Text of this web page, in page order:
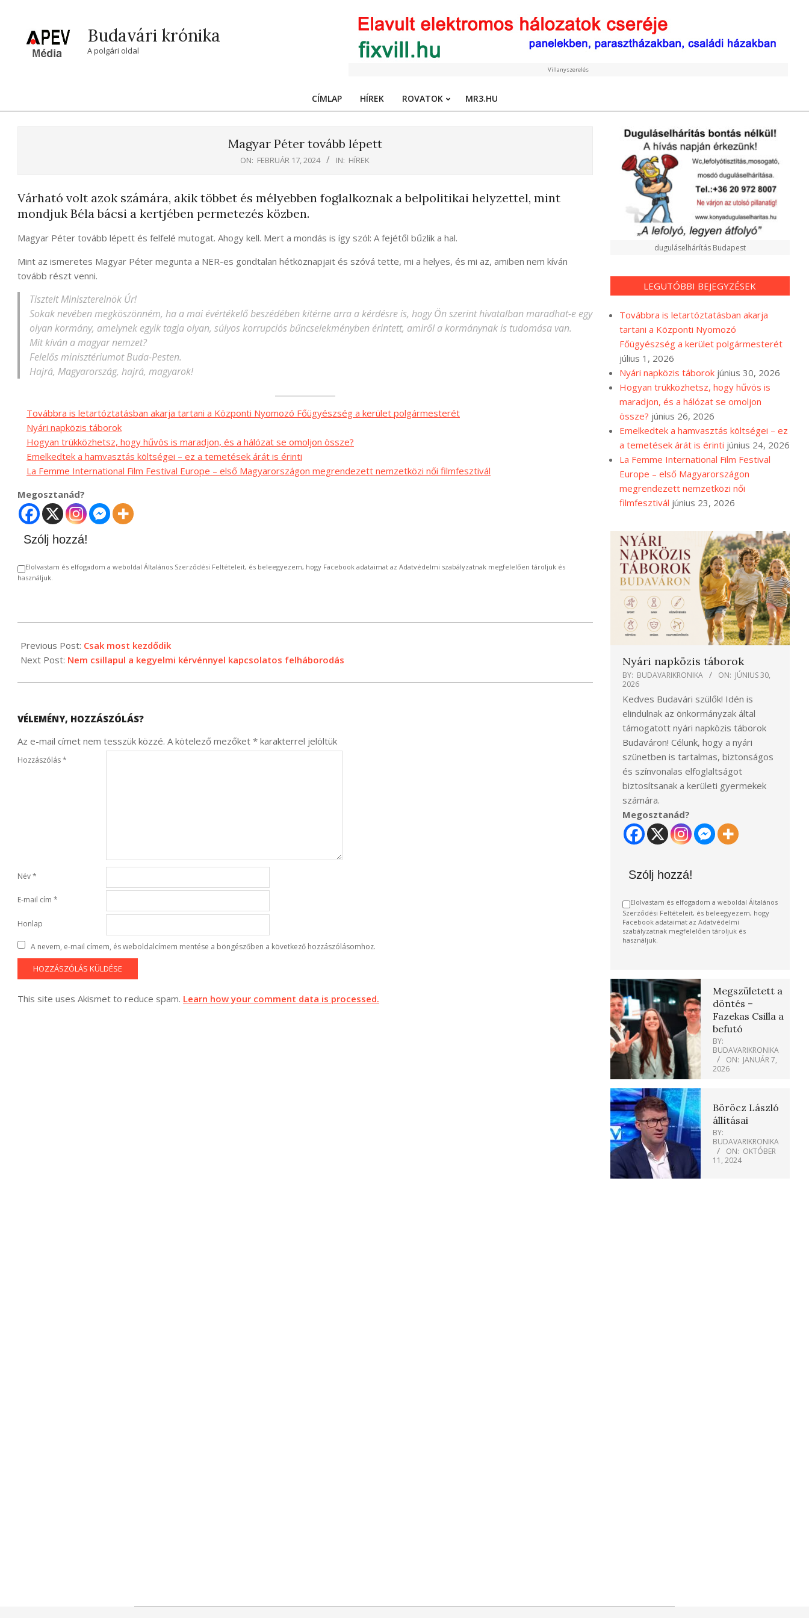
content
Budavári krónika
A polgári oldal
Villanyszerelés
Primary
CÍMLAP HÍREK ROVATOK MR3.HU
Magyar Péter tovább lépett
ON: FEBRUÁR 17, 2024 IN: HÍREK
Várható volt azok számára, akik többet és mélyebben foglalkoznak a belpolitikai helyzettel, mint
mondjuk Béla bácsi a kertjében permetezés közben.
Magyar Péter tovább lépett és felfelé mutogat. Ahogy kell. Mert a mondás is így szól: A fejétől bűzlik a hal.
Mint az ismeretes Magyar Péter megunta a NER-es gondtalan hétköznapjait és szóvá tette, mi a helyes, és mi az, amiben nem kíván
tovább részt venni.
Tisztelt Miniszterelnök Úr!
Sokak nevében megköszönném, ha a mai évértékelő beszédében kitérne arra a kérdésre is, hogy Ön szerint hivatalban maradhat-e egy
olyan kormány, amelynek egyik tagja olyan, súlyos korrupciós bűncselekményben érintett, amiről a kormánynak is tudomása van.
Mit kíván a magyar nemzet?
Felelős minisztériumot Buda-Pesten.
Hajrá, Magyarország, hajrá, magyarok!
Továbbra is letartóztatásban akarja tartani a Központi Nyomozó Főügyészség a kerület polgármesterét
Nyári napközis táborok
Hogyan trükközhetsz, hogy hűvös is maradjon, és a hálózat se omoljon össze?
Emelkedtek a hamvasztás költségei – ez a temetések árát is érinti
La Femme International Film Festival Europe – első Magyarországon megrendezett nemzetközi női filmfesztivál
Megosztanád?
Szólj hozzá!
Elolvastam és elfogadom a weboldal Általános Szerződési Feltételeit, és beleegyezem, hogy Facebook adataimat az Adatvédelmi szabályzatnak megfelelően tároljuk és
használjuk.
02-
17
Previous Post: Csak most kezdődik
Next Post: Nem csillapul a kegyelmi kérvénnyel kapcsolatos felháborodás
VÉLEMÉNY, HOZZÁSZÓLÁS?
Az e-mail címet nem tesszük közzé. A kötelező mezőket * karakterrel jelöltük
Hozzászólás*
Név*
E-mail cím *
Honlap
A nevem, e-mail címem, és weboldalcímem mentése a böngészőben a következő hozzászólásomhoz.
This site uses Akismet to reduce spam. Learn how your comment data is processed.
duguláselhárítás Budapest
LEGUTÓBBI BEJEGYZÉSEK
Továbbra is letartóztatásban akarja
tartani a Központi Nyomozó
Főügyészség a kerület polgármesterét
július 1, 2026
Nyári napközis táborok június 30, 2026
Hogyan trükközhetsz, hogy hűvös is
maradjon, és a hálózat se omoljon
össze? június 26, 2026
Emelkedtek a hamvasztás költségei – ez
a temetések árát is érinti június 24, 2026
La Femme International Film Festival
Europe – első Magyarországon
megrendezett nemzetközi női
filmfesztivál június 23, 2026
Nyári napközis táborok
BY: BUDAVARIKRONIKA ON: JÚNIUS 30,
2026
Kedves Budavári szülők! Idén is
elindulnak az önkormányzak által
támogatott nyári napközis táborok
Budaváron! Célunk, hogy a nyári
szünetben is tartalmas, biztonságos
és színvonalas elfoglaltságot
biztosítsanak a kerületi gyermekek
számára.
Megosztanád?
Szólj hozzá!
Elolvastam és elfogadom a weboldal Általános
Szerződési Feltételeit, és beleegyezem, hogy
Facebook adataimat az Adatvédelmi
szabályzatnak megfelelően tároljuk és
használjuk.
Megszületett a
döntés –
Fazekas Csilla a
befutó
BY:
BUDAVARIKRONIKA
ON: JANUÁR 7,
2026
Böröcz László
állításai
BY:
BUDAVARIKRONIKA
ON: OKTÓBER
11, 2024